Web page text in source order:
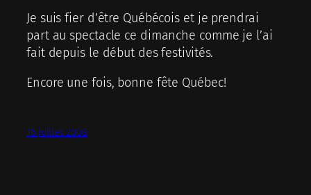
Je suis fier d’être Québécois et je prendrai
part au spectacle ce dimanche comme je l’ai
fait depuis le début des festivités.
Encore une fois, bonne fête Québec!
16 juillet 2008